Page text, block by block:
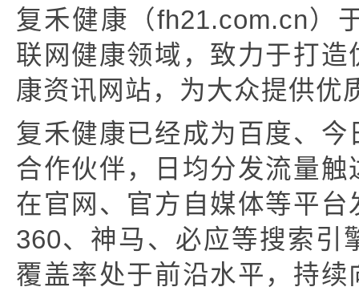
复禾健康（fh21.com.cn）
联网健康领域，致力于打
康资讯网站，为大众提供优
复禾健康已经成为百度、
合作伙伴，日均分发流量
在官网、官方自媒体等平
360、神马、必应等搜索引
覆盖率处于前沿水平，持